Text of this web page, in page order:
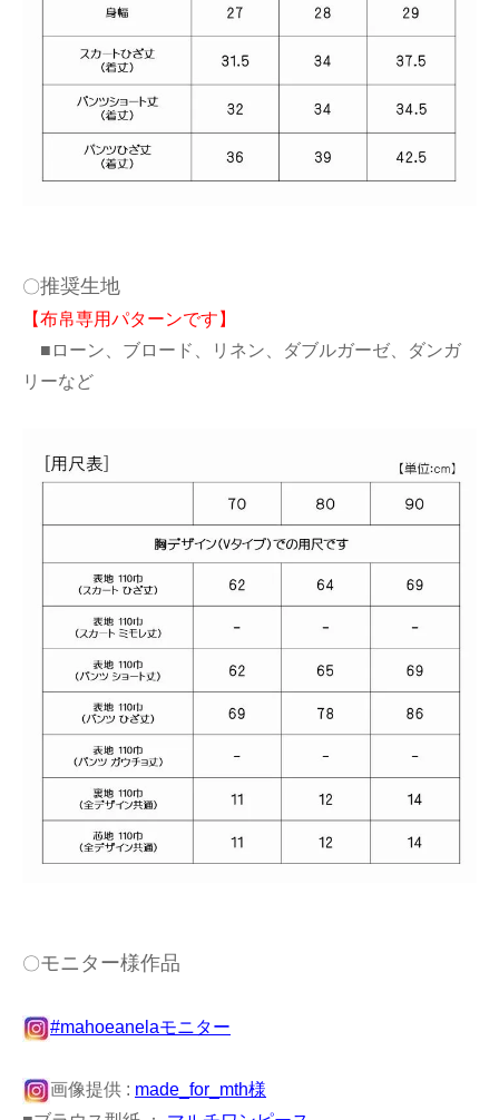
〇推奨生地
【布帛専用パターンです】
■ローン、ブロード、リネン、ダブルガーゼ、ダンガ
リーなど
〇モニター様作品
#mahoeanelaモニター
画像提供 : made_for_mth様